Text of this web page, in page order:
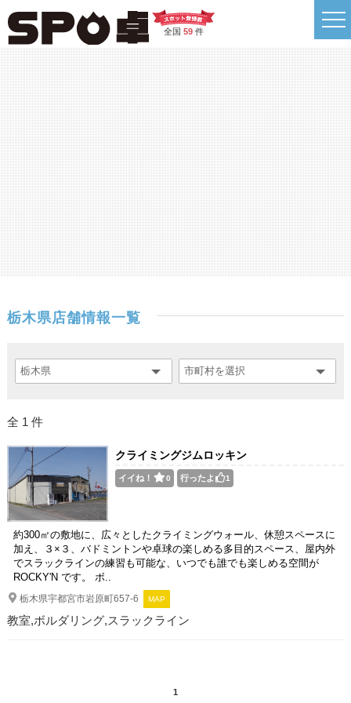
全国 59件
栃木県店舗情報一覧
全 1 件
クライミングジムロッキン
イイね！ 0 行ったよ 1
約300㎡の敷地に、広々としたクライミングウォール、休憩スペースに
加え、３×３、バドミントンや卓球の楽しめる多目的スペース、屋内外
でスラックラインの練習も可能な、いつでも誰でも楽しめる空間が
ROCKY'N です。 ボ..
栃木県宇都宮市岩原町657-6 MAP
教室,ボルダリング,スラックライン
1